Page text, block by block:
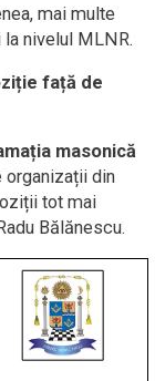
mai multe
nivelul MLNR.
față de
masonică
organizații din
tot mai
Bălănescu.